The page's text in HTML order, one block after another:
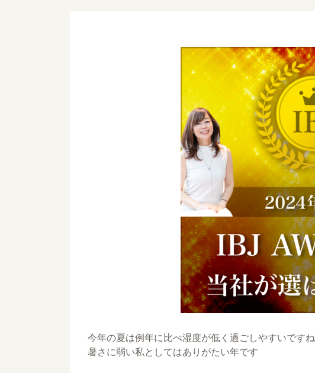
今年の夏は例年に比べ湿度が低く過ごしやすいですね
暑さに弱い私としてはありがたい年です